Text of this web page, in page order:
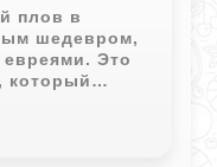
плов в
шедевром,
Это
который
субботы и
огне всю
дня, в